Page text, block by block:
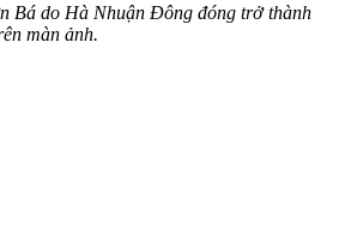
Bá do Hà Nhuận Đông đóng trở thành
màn ảnh.